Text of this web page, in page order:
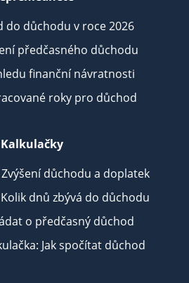
do důchodu v roce 2026
předčasného důchodu
finanční návratnosti
roky pro důchod
Kalkulačky
důchodu a doplatek
dnů zbývá do důchodu
o předčasný důchod
Jak spočítat důchod